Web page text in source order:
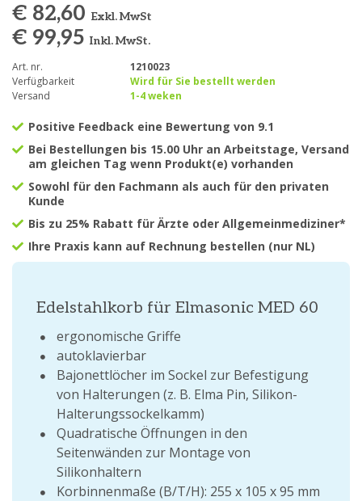
€ 82,60 Exkl. MwSt
€ 99,95 Inkl. MwSt.
Art. nr.
1210023
Verfügbarkeit
Wird für Sie bestellt werden
Versand
1-4 weken
Positive Feedback eine Bewertung von 9.1
Bei Bestellungen bis 15.00 Uhr an Arbeitstage, Versand
am gleichen Tag wenn Produkt(e) vorhanden
Sowohl für den Fachmann als auch für den privaten
Kunde
Bis zu 25% Rabatt für Ärzte oder Allgemeinmediziner*
Ihre Praxis kann auf Rechnung bestellen (nur NL)
Edelstahlkorb für Elmasonic MED 60
ergonomische Griffe
autoklavierbar
Bajonettlöcher im Sockel zur Befestigung
von Halterungen (z. B. Elma Pin, Silikon-
Halterungssockelkamm)
Quadratische Öffnungen in den
Seitenwänden zur Montage von
Silikonhaltern
Korbinnenmaße (B/T/H): 255 x 105 x 95 mm